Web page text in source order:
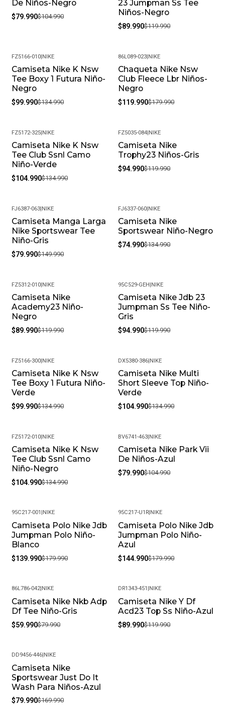
De Niños-Negro
$79.990$104.990
23 Jumpman Ss Tee
Niños-Negro
$89.990$119.990
-26%
FZ5166-010|NIKE
Camiseta Nike K Nsw
Tee Boxy 1 Futura Niño-
Negro
$99.990$134.990
-33%
86L089-023|NIKE
Chaqueta Nike Nsw
Club Fleece Lbr Niños-
Negro
$119.990$179.990
-22%
FZ5172-325|NIKE
Camiseta Nike K Nsw
Tee Club Ssnl Camo
Niño-Verde
$104.990$134.990
-21%
FZ5035-084|NIKE
Camiseta Nike
Trophy23 Niños-Gris
$94.990$119.990
-47%
FJ6387-063|NIKE
Camiseta Manga Larga
Nike Sportswear Tee
Niño-Gris
$79.990$149.990
-44%
FJ6337-060|NIKE
Camiseta Nike
Sportswear Niño-Negro
$74.990$134.990
-25%
FZ5312-010|NIKE
Camiseta Nike
Academy23 Niño-
Negro
$89.990$119.990
-21%
95C529-GEH|NIKE
Camiseta Nike Jdb 23
Jumpman Ss Tee Niño-
Gris
$94.990$119.990
-26%
FZ5166-300|NIKE
Camiseta Nike K Nsw
Tee Boxy 1 Futura Niño-
Verde
$99.990$134.990
-22%
DX5380-386|NIKE
Camiseta Nike Multi
Short Sleeve Top Niño-
Verde
$104.990$134.990
-22%
FZ5172-010|NIKE
Camiseta Nike K Nsw
Tee Club Ssnl Camo
Niño-Negro
$104.990$134.990
-24%
BV6741-463|NIKE
Camiseta Nike Park Vii
De Niños-Azul
$79.990$104.990
-22%
95C217-001 NIKE
Camiseta Polo Nike Jdb
Jumpman Polo Niño-
Blanco
$139.990$179.990
-19%
95C217-U1R NIKE
Camiseta Polo Nike Jdb
Jumpman Polo Niño-
Azul
$144.990$179.990
-25%
86L786-042| NIKE
Camiseta Nike Nkb Adp
Df Tee Niño-Gris
$59.990$79.990
-25%
DR1343-451 NIKE
Camiseta Nike Y Df
Acd23 Top Ss Niño-Azul
$89.990$119.990
-53%
DD9456-446| NIKE
Camiseta Nike
Sportswear Just Do It
Wash Para Niños-Azul
$79.990$169.990